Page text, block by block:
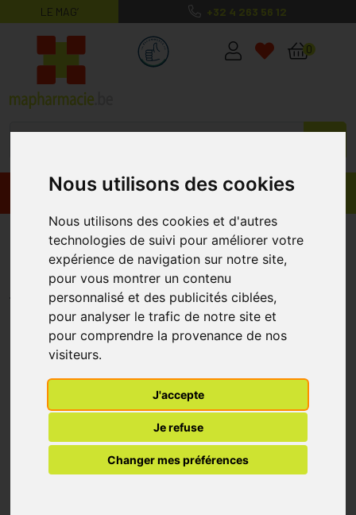
Nous utilisons des cookies
Nous utilisons des cookies et d'autres
technologies de suivi pour améliorer votre
expérience de navigation sur notre site,
pour vous montrer un contenu
personnalisé et des publicités ciblées,
pour analyser le trafic de notre site et
pour comprendre la provenance de nos
visiteurs.
J'accepte
Je refuse
Changer mes préférences
LE MAG’ +32 4 263 56 12
MaPharmacie.be ma santé, mes
0
Promos Produits
Bota Separateur Demi-lune L
0603 1 Paire
%